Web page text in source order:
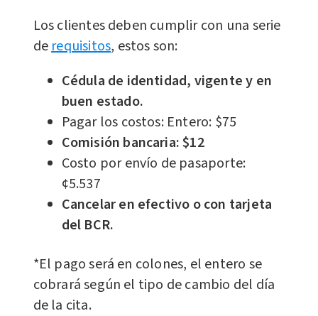
Los clientes deben cumplir con una serie
derequisitos, estos son:
Cédula de identidad, vigente y en
buen estado.
Pagar los costos: Entero: $75
Comisión bancaria: $12
Costo por envío de pasaporte:
¢5.537
Cancelar en efectivo o con tarjeta
del BCR.
*El pago será en colones, el entero se
cobrará según el tipo de cambio del día
de la cita.